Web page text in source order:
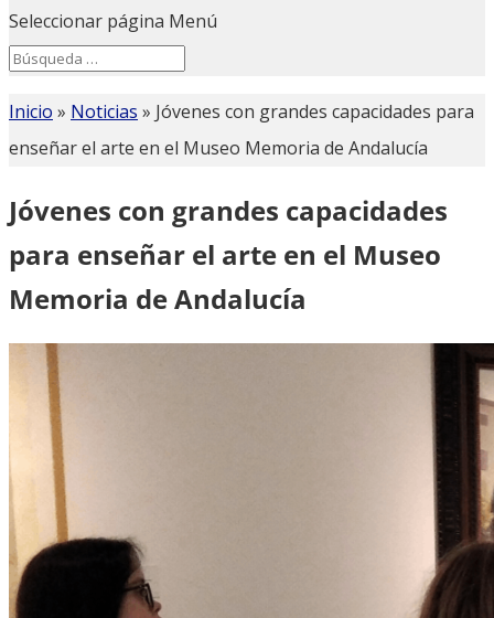
Seleccionar página Menú
Search
for...
Inicio » Noticias » Jóvenes con grandes capacidades para
enseñar el arte en el Museo Memoria de Andalucía
Jóvenes con grandes capacidades
para enseñar el arte en el Museo
Memoria de Andalucía